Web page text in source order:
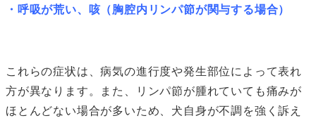
・呼吸が荒い、咳（胸腔内リンパ節が関与する場合）
これらの症状は、病気の進行度や発生部位によって表れ
方が異なります。また、リンパ節が腫れていても痛みが
ほとんどない場合が多いため、犬自身が不調を強く訴え